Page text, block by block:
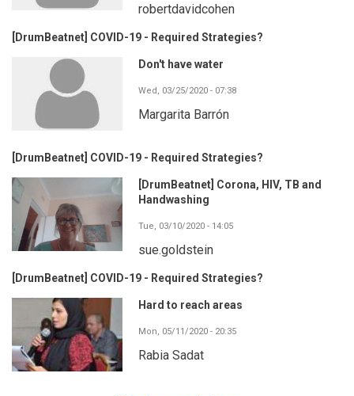
robertdavidcohen
[DrumBeatnet] COVID-19 - Required Strategies?
Don't have water
Wed, 03/25/2020 - 07:38
Margarita Barrón
[DrumBeatnet] COVID-19 - Required Strategies?
[DrumBeatnet] Corona, HIV, TB and
Handwashing
Tue, 03/10/2020 - 14:05
sue.goldstein
[DrumBeatnet] COVID-19 - Required Strategies?
Hard to reach areas
Mon, 05/11/2020 - 20:35
Rabia Sadat